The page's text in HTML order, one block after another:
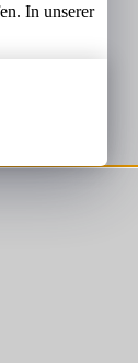
In unserer